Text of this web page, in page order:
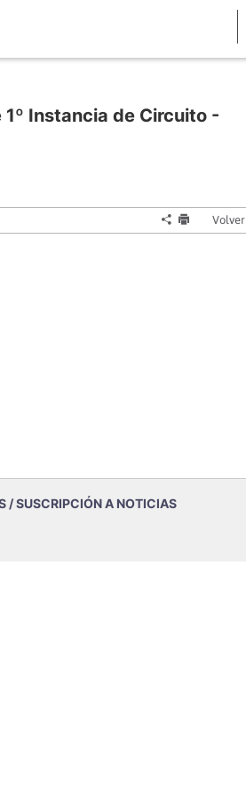
Instancia de Circuito -
Volver
/ SUSCRIPCIÓN A NOTICIAS